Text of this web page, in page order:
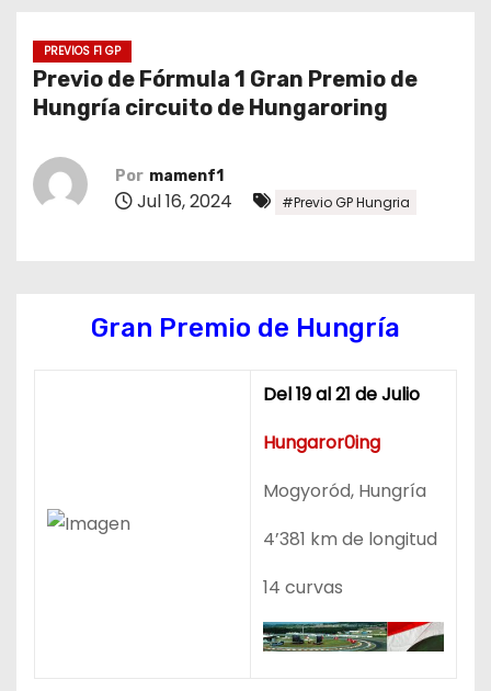
PREVIOS F1 GP
Previo de Fórmula 1 Gran Premio de
Hungría circuito de Hungaroring
Por mamenf1
Jul 16, 2024 #Previo GP Hungria
Gran Premio de Hungría
Del 19 al 21 de Julio
Hungaror0ing
Mogyoród, Hungría
4’381 km de longitud
14 curvas